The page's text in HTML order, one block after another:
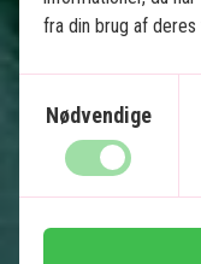
3 nætters
Indenrigsfly
Hanoi
Halong Bay
fra din brug af
Nødvendige